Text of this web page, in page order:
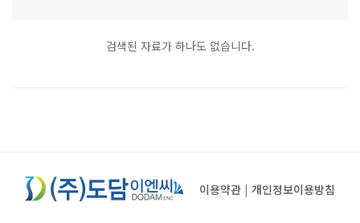
검색된 자료가 하나도 없습니다.
이용약관 | 개인정보이용방침